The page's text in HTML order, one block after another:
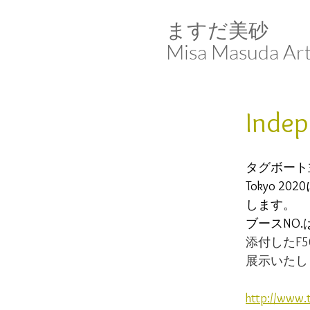
ますだ美砂​​​​​​​
Misa Masuda
タグボー
Tokyo
します。
ブースNO.
添付した
展示いた
http://